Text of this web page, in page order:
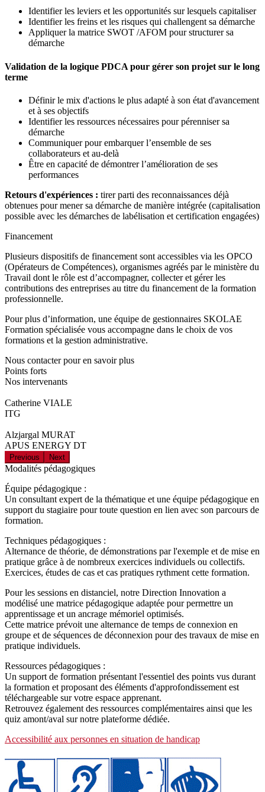
Identifier les leviers et les opportunités sur lesquels capitaliser
Identifier les freins et les risques qui challengent sa démarche
Appliquer la matrice SWOT /AFOM pour structurer sa
démarche
Validation de la logique PDCA pour gérer son projet sur le long
terme
Définir le mix d'actions le plus adapté à son état d'avancement
et à ses objectifs
Identifier les ressources nécessaires pour pérenniser sa
démarche
Communiquer pour embarquer l’ensemble de ses
collaborateurs et au-delà
Être en capacité de démontrer l’amélioration de ses
performances
Retours d'expériences : tirer parti des reconnaissances déjà
obtenues pour mener sa démarche de manière intégrée (capitalisation
possible avec les démarches de labélisation et certification engagées)
Financement
Plusieurs dispositifs de financement sont accessibles via les OPCO
(Opérateurs de Compétences), organismes agréés par le ministère du
Travail dont le rôle est d’accompagner, collecter et gérer les
contributions des entreprises au titre du financement de la formation
professionnelle.
Pour plus d’information, une équipe de gestionnaires SKOLAE
Formation spécialisée vous accompagne dans le choix de vos
formations et la gestion administrative.
Nous contacter pour en savoir plus
Points forts
Nos intervenants
Catherine VIALE
ITG
Alzjargal MURAT
APUS ENERGY DT
Previous Next
Modalités pédagogiques
Équipe pédagogique :
Un consultant expert de la thématique et une équipe pédagogique en
support du stagiaire pour toute question en lien avec son parcours de
formation.
Techniques pédagogiques :
Alternance de théorie, de démonstrations par l'exemple et de mise en
pratique grâce à de nombreux exercices individuels ou collectifs.
Exercices, études de cas et cas pratiques rythment cette formation.
Pour les sessions en distanciel, notre Direction Innovation a
modélisé une matrice pédagogique adaptée pour permettre un
apprentissage et un ancrage mémoriel optimisés.
Cette matrice prévoit une alternance de temps de connexion en
groupe et de séquences de déconnexion pour des travaux de mise en
pratique individuels.
Ressources pédagogiques :
Un support de formation présentant l'essentiel des points vus durant
la formation et proposant des éléments d'approfondissement est
téléchargeable sur votre espace apprenant.
Retrouvez également des ressources complémentaires ainsi que les
quiz amont/aval sur notre plateforme dédiée.
Accessibilité aux personnes en situation de handicap